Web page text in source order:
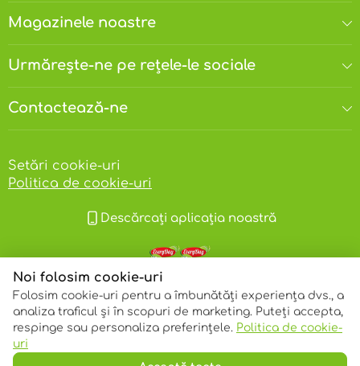
Magazinele noastre
Urmărește-ne pe rețele-le sociale
Contactează-ne
Setări cookie-uri
Politica de cookie-uri
Descărcați aplicația noastră
© 2013 – 2026 ECOM
Noi folosim cookie-uri
Folosim cookie-uri pentru a îmbunătăți experiența dvs., a
analiza traficul și în scopuri de marketing. Puteți accepta,
respinge sau personaliza preferințele. Politica de cookie-
uri